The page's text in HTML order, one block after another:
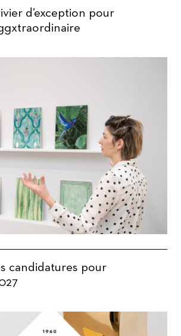
d’exception pour
candidatures pour